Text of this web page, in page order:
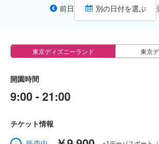
前日 別の日付を選ぶ
東京ディズニーランド 東京
開園時間
9:00 - 21:00
チケット情報